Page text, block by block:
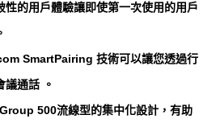
性的用戶體驗讓即使第一次使用的用戶
SmartPairing 技術可以讓您透過行
議通話 。
500流線型的集中化設計，有助